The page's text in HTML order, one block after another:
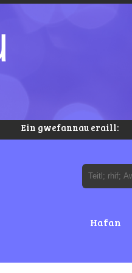
Ein gwefannau eraill:
Hafan